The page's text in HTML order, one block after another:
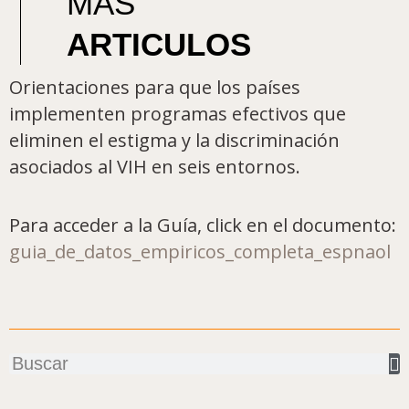
ARTICULOS
Orientaciones para que los países
implementen programas efectivos que
eliminen el estigma y la discriminación
asociados al VIH en seis entornos.
Para acceder a la Guía, click en el documento:
guia_de_datos_empiricos_completa_espnaol
Buscar